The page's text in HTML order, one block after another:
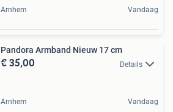
Arnhem Vandaag
Pandora Armband Nieuw 17 cm
€ 35,00 Details
Arnhem Vandaag